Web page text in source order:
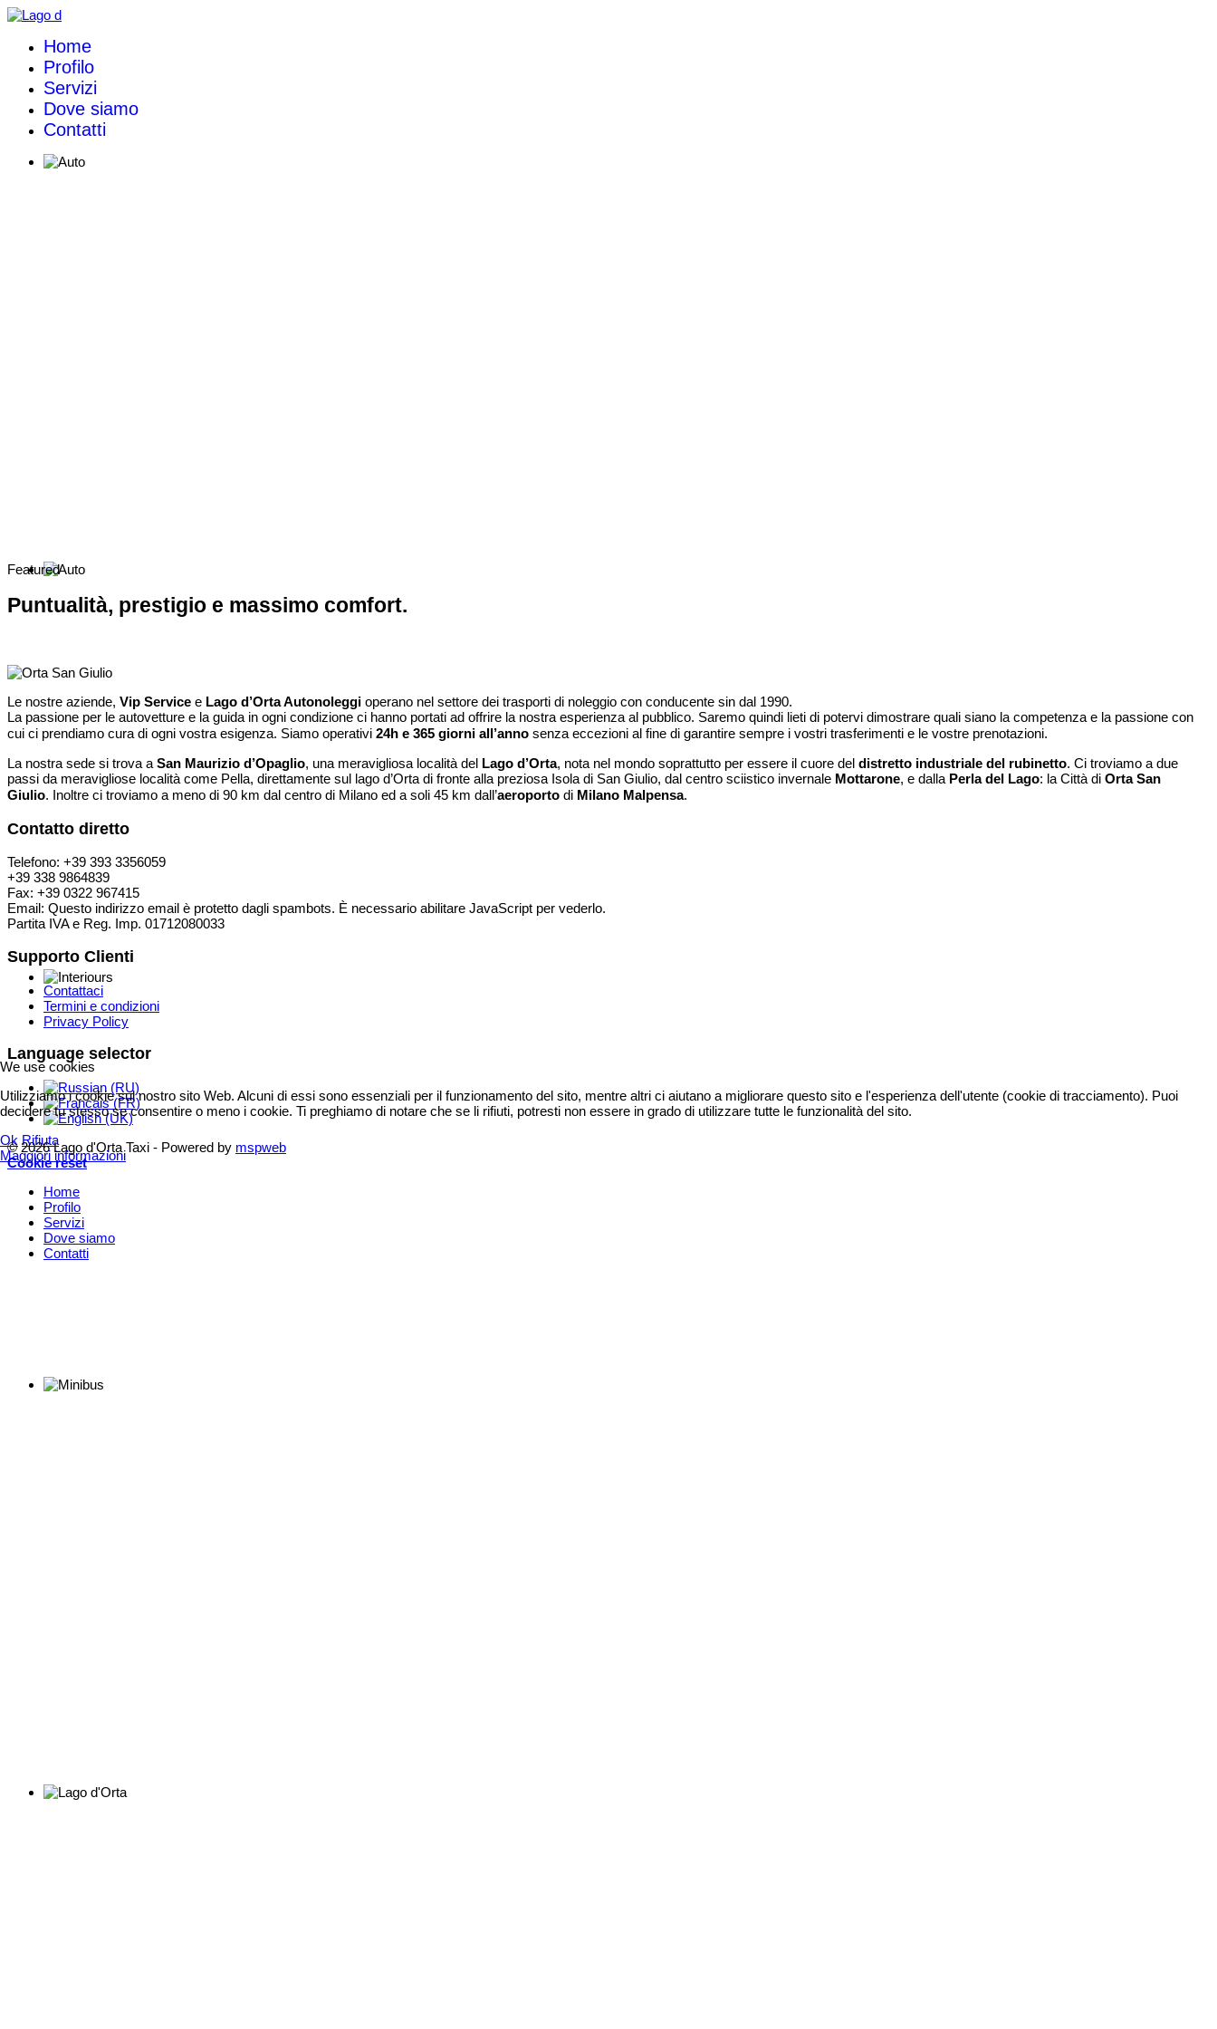
Home
Profilo
Servizi
Dove siamo
Contatti
Featured
Puntualità, prestigio e massimo comfort.
Le nostre aziende, Vip Service e Lago d’Orta Autonoleggi operano nel settore dei trasporti di noleggio con conducente sin dal 1990.
La passione per le autovetture e la guida in ogni condizione ci hanno portati ad offrire la nostra esperienza al pubblico. Saremo quindi lieti di potervi dimostrare quali siano la competenza e la passione con
cui ci prendiamo cura di ogni vostra esigenza. Siamo operativi 24h e 365 giorni all’anno senza eccezioni al fine di garantire sempre i vostri trasferimenti e le vostre prenotazioni.
La nostra sede si trova a San Maurizio d’Opaglio, una meravigliosa località del Lago d’Orta, nota nel mondo soprattutto per essere il cuore del distretto industriale del rubinetto. Ci troviamo a due
passi da meravigliose località come Pella, direttamente sul lago d’Orta di fronte alla preziosa Isola di San Giulio, dal centro sciistico invernale Mottarone, e dalla Perla del Lago: la Città di Orta San
Giulio. Inoltre ci troviamo a meno di 90 km dal centro di Milano ed a soli 45 km dall’aeroporto di Milano Malpensa.
Contatto diretto
Telefono: +39 393 3356059
+39 338 9864839
Fax: +39 0322 967415
Email: Questo indirizzo email è protetto dagli spambots. È necessario abilitare JavaScript per vederlo.
Partita IVA e Reg. Imp. 01712080033
Supporto Clienti
Contattaci
Termini e condizioni
Privacy Policy
Language selector
© 2026 Lago d'Orta Taxi - Powered by mspweb
Cookie reset
Home
Profilo
Servizi
Dove siamo
Contatti
We use cookies
Utilizziamo i cookie sul nostro sito Web. Alcuni di essi sono essenziali per il funzionamento del sito, mentre altri ci aiutano a migliorare questo sito e l'esperienza dell'utente (cookie di tracciamento). Puoi
decidere tu stesso se consentire o meno i cookie. Ti preghiamo di notare che se li rifiuti, potresti non essere in grado di utilizzare tutte le funzionalità del sito.
Ok Rifiuta
Maggiori informazioni